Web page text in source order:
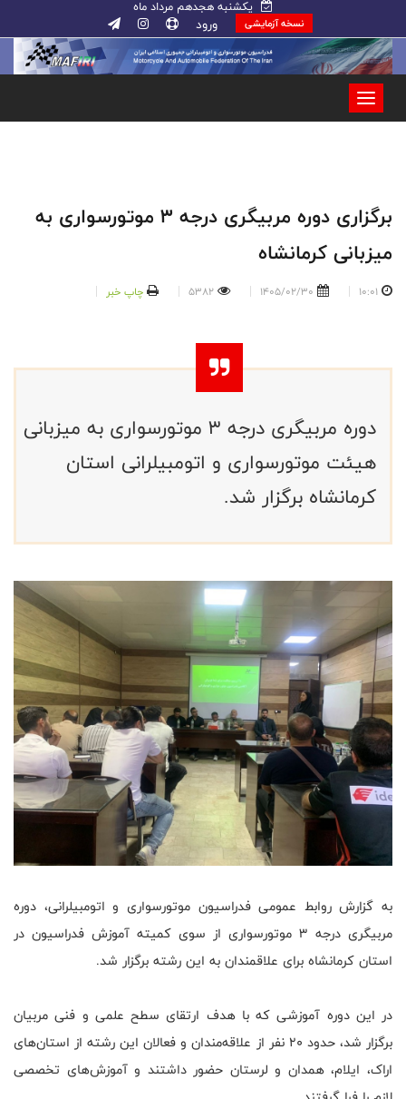
یکشنبه هجدهم مرداد ماه
نسخه آزمایشی ورود
برگزاری دوره مربیگری درجه ۳ موتورسواری به
میزبانی کرمانشاه
10:01
1405/02/30
5382 چاپ خبر
دوره مربیگری درجه ۳ موتورسواری به میزبانی
هیئت موتورسواری و اتومبیلرانی استان
کرمانشاه برگزار شد.
به گزارش روابط عمومی فدراسیون موتورسواری و اتومبیلرانی، دوره
مربیگری درجه ۳ موتورسواری از سوی کمیته آموزش فدراسیون در
استان کرمانشاه برای علاقمندان به این رشته برگزار شد.
در این دوره آموزشی که با هدف ارتقای سطح علمی و فنی مربیان
برگزار شد، حدود ۲۰ نفر از علاقه‌مندان و فعالان این رشته از استان‌های
اراک، ایلام، همدان و لرستان حضور داشتند و آموزش‌های تخصصی